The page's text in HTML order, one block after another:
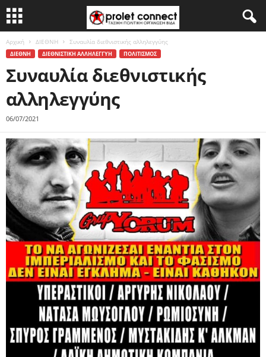
Αρχική ΔΙΕΘΝΗ Συναυλία διεθνιστικής αλληλεγγύης
ΔΙΕΘΝΗ ΔΙΕΘΝΙΣΤΙΚΗ ΑΛΛΗΛΕΓΓΥΗ ΠΟΛΙΤΙΣΜΟΣ
Συναυλία διεθνιστικής
αλληλεγγύης
06/07/2021